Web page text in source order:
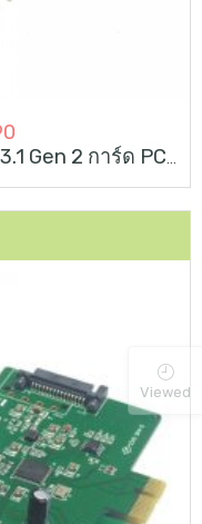
1 พอร์ต USB-C USB-USB USB 3.1 Gen 2 การ์ด PCI Express 10G
Viewed